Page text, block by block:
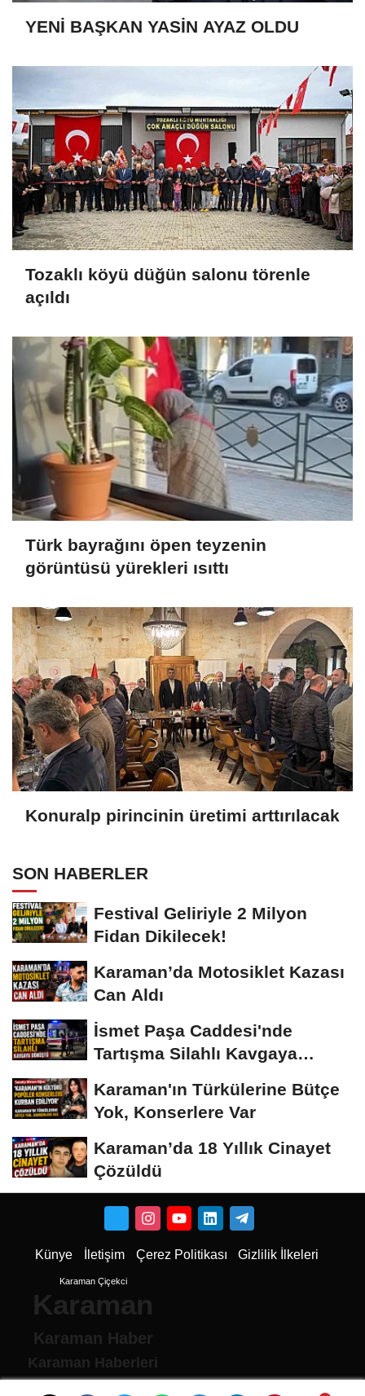
YENİ BAŞKAN YASİN AYAZ OLDU
Tozaklı köyü düğün salonu törenle
açıldı
Türk bayrağını öpen teyzenin
görüntüsü yürekleri ısıttı
Konuralp pirincinin üretimi arttırılacak
SON HABERLER
Festival Geliriyle 2 Milyon
Fidan Dikilecek!
Karaman’da Motosiklet Kazası
Can Aldı
İsmet Paşa Caddesi'nde
Tartışma Silahlı Kavgaya
Karaman'ın Türkülerine Bütçe
Yok, Konserlere Var
Karaman’da 18 Yıllık Cinayet
Çözüldü
Künye İletişim Çerez Politikası Gizlilik İlkeleri
Karaman Çiçekci
Karaman
Karaman Haber
Karaman Haberleri